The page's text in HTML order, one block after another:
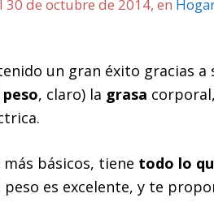
30 de octubre de 2014, en
un gran éxito gracias a
peso, claro) la grasa
básicos, tiene todo lo
es excelente, y te